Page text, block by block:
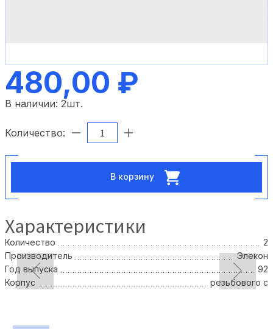
480,00 ₽
В наличии: 2шт.
Количество:
В корзину
Характеристики
Количество
2
Производитель
Элекон
Год выпуска
92
Корпус
резьбового с